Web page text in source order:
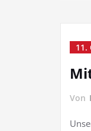
11.
Von